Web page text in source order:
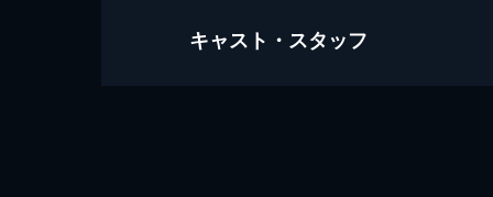
翔んで埼玉
キャスト・スタッフ